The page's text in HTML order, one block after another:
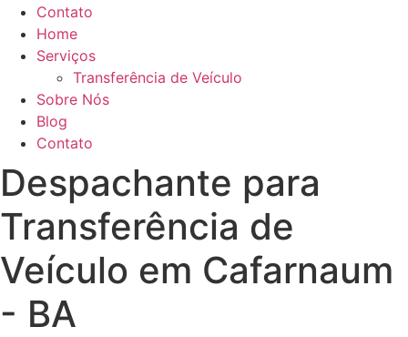
Contato
Home
Serviços
Transferência de Veículo
Sobre Nós
Blog
Contato
Despachante para
Transferência de
Veículo em Cafarnaum
- BA